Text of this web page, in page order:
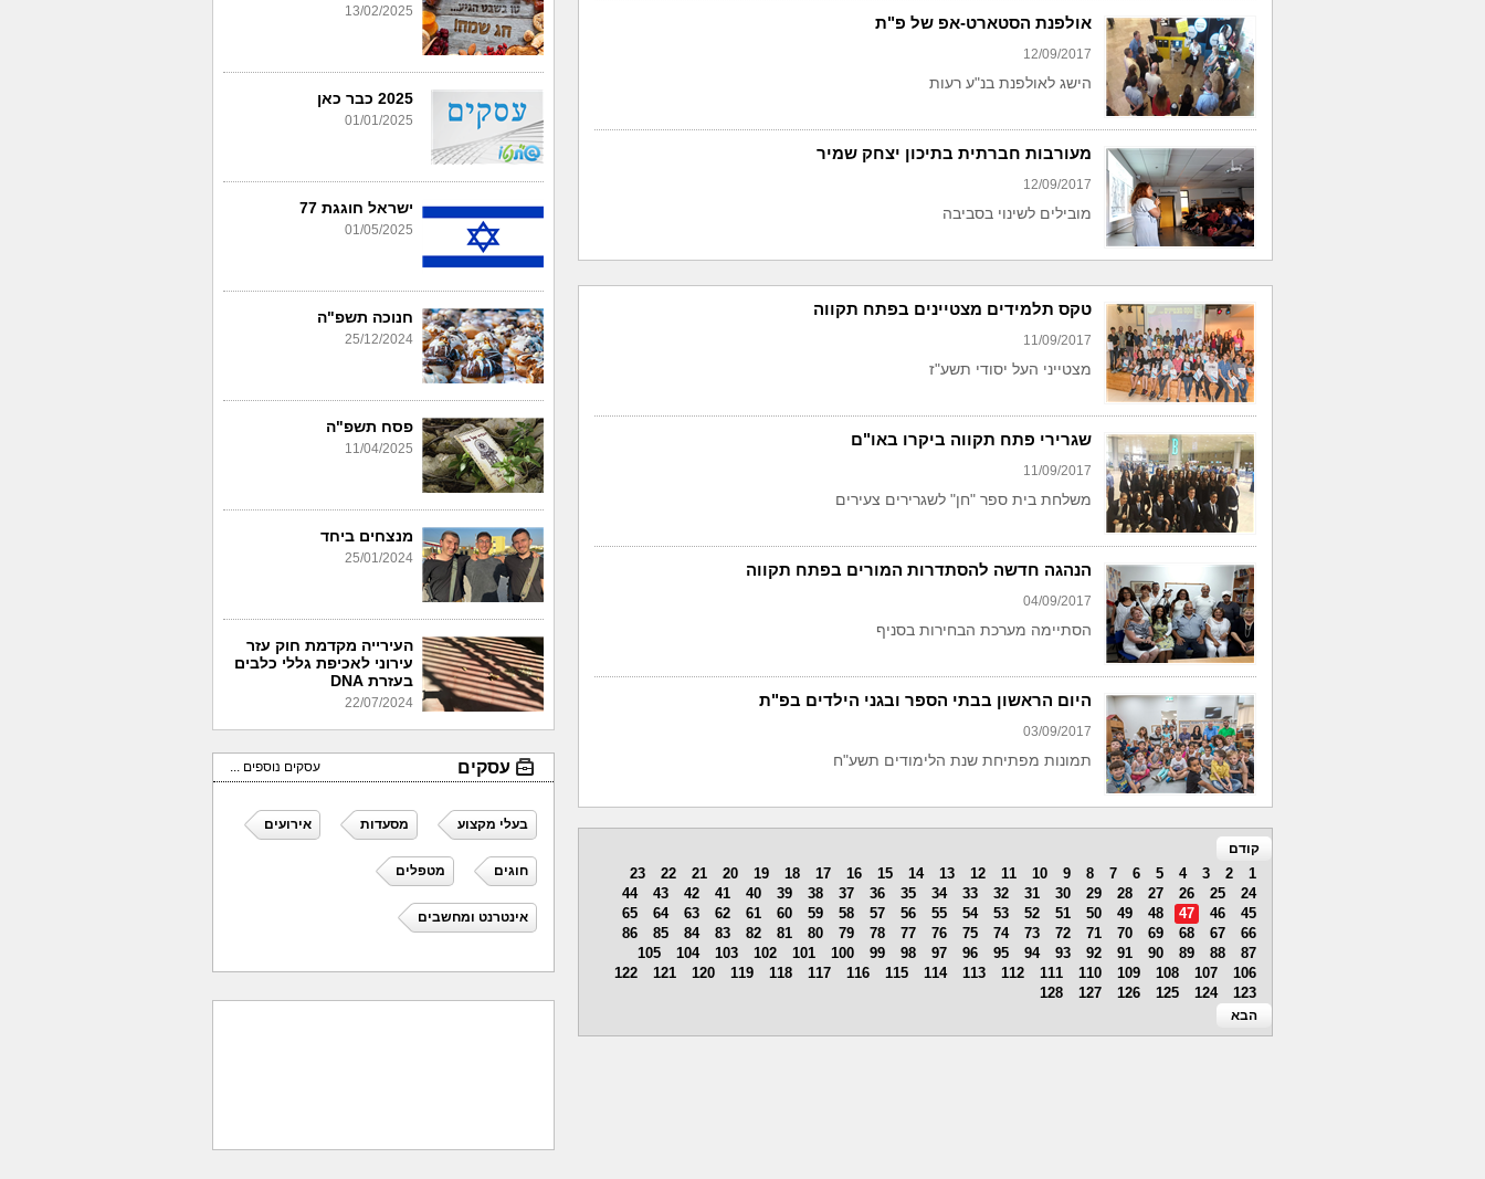
אולפנת הסטארט-אפ של פ"ת
12/09/2017
הישג לאולפנת בנ"ע רעות
מעורבות חברתית בתיכון יצחק שמיר
12/09/2017
מובילים לשינוי בסביבה
טקס תלמידים מצטיינים בפתח תקווה
11/09/2017
מצטייני העל יסודי תשע"ז
שגרירי פתח תקווה ביקרו באו"ם
11/09/2017
משלחת בית ספר "חן" לשגרירים צעירים
הנהגה חדשה להסתדרות המורים בפתח תקווה
04/09/2017
הסתיימה מערכת הבחירות בסניף
היום הראשון בבתי הספר ובגני הילדים בפ"ת
03/09/2017
תמונות מפתיחת שנת הלימודים תשע"ח
קודם
1
2
3
4
5
6
7
8
9
10
11
12
13
14
15
16
17
18
19
20
21
22
23
24
25
26
27
28
29
30
31
32
33
34
35
36
37
38
39
40
41
42
43
44
45
46
47
48
49
50
51
52
53
54
55
56
57
58
59
60
61
62
63
64
65
66
67
68
69
70
71
72
73
74
75
76
77
78
79
80
81
82
83
84
85
86
87
88
89
90
91
92
93
94
95
96
97
98
99
100
101
102
103
104
105
106
107
108
109
110
111
112
113
114
115
116
117
118
119
120
121
122
123
124
125
126
127
128
הבא
13/02/2025
2025 כבר כאן
01/01/2025
ישראל חוגגת 77
01/05/2025
חנוכה תשפ"ה
25/12/2024
פסח תשפ"ה
11/04/2025
מנצחים ביחד
25/01/2024
העירייה מקדמת חוק עזר
עירוני לאכיפת גללי כלבים
בעזרת DNA
22/07/2024
עסקים עסקים נוספים ...
בעלי מקצוע מסעדות אירועים
חוגים מטפלים
אינטרנט ומחשבים